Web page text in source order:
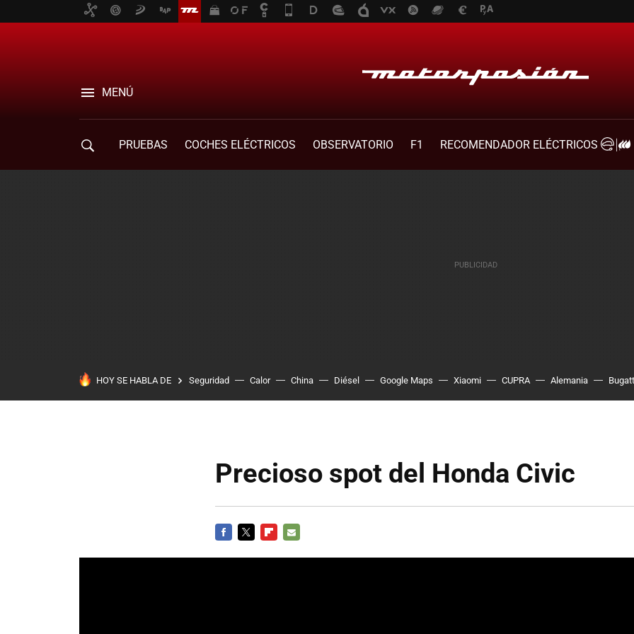
MENÚ
PRUEBAS COCHES ELÉCTRICOS OBSERVATORIO F1
RECOMENDADOR ELÉCTRICOS
HOY SE HABLA DE Seguridad Calor China Diésel Google Maps Xiaomi CUPRA Alemania
Precioso spot del Honda Civic